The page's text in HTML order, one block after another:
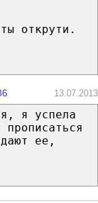
открути.
13.07.2013
я успела
ее,